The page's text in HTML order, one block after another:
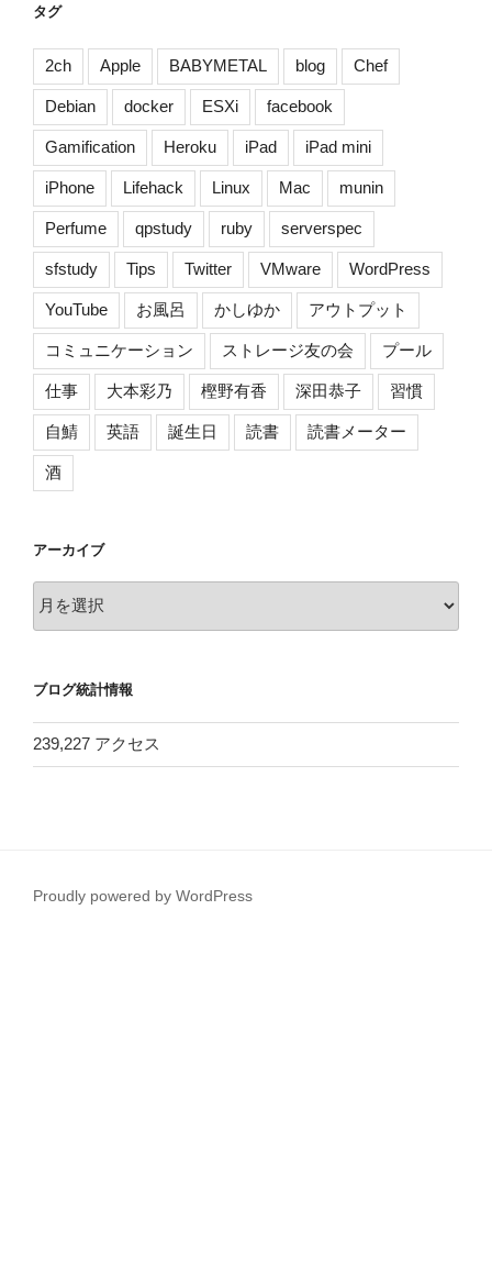
タグ
2ch Apple BABYMETAL blog Chef
Debian docker ESXi facebook
Gamification Heroku iPad iPad mini
iPhone Lifehack Linux Mac munin
Perfume qpstudy ruby serverspec
sfstudy Tips Twitter VMware WordPress
YouTube お風呂 かしゆか アウトプット
コミュニケーション ストレージ友の会 プール
仕事 大本彩乃 樫野有香 深田恭子 習慣
自鯖 英語 誕生日 読書 読書メーター
酒
アーカイブ
ー
ブ
ブログ統計情報
239,227 アクセス
Proudly powered by WordPress